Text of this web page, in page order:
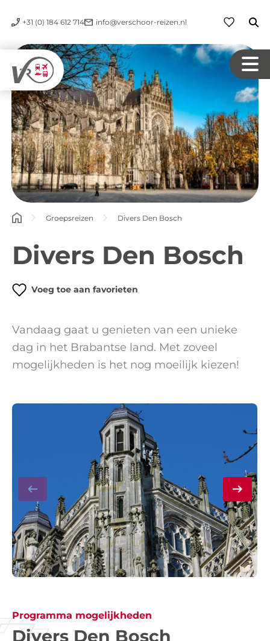
+31 (0) 184 612 714 info@verschoor-reizen.nl
Groepsreizen Divers Den Bosch
Divers Den Bosch
Voeg toe aan favorieten
Vandaag gaat u genieten van een unieke
dag in het Brabantse land. Met zoveel
mogelijkheden is het nog moeilijk kiezen!
Programma mogelijkheden
Divers Den Bosch